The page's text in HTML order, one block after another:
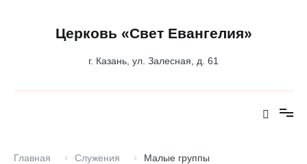
содержимомуЦерковь «Свет Евангелия»
г. Казань, ул. Залесная, д. 61
Главная Служения Малые группы